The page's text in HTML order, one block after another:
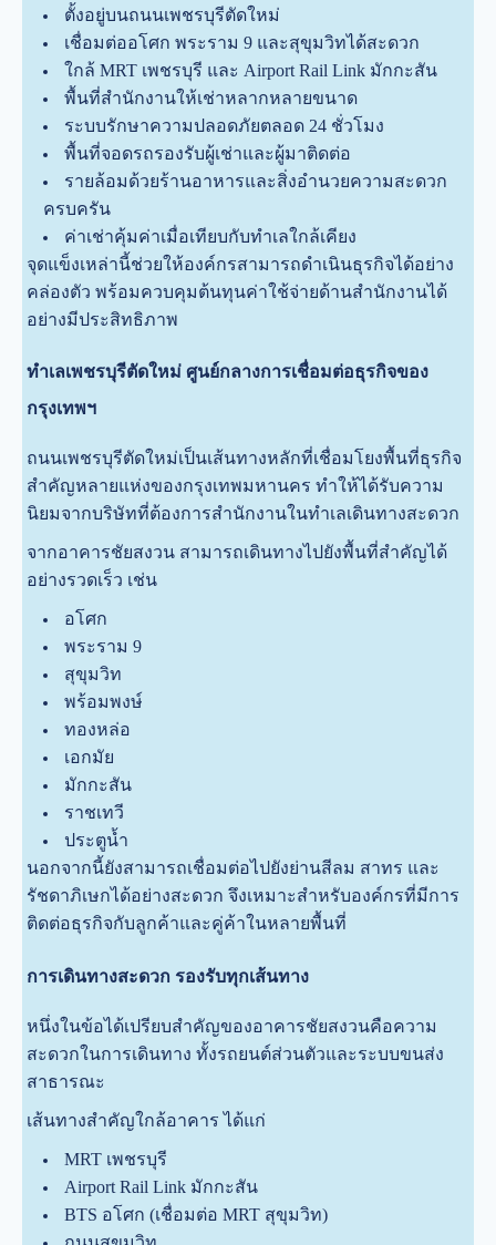
ตั้งอยู่บนถนนเพชรบุรีตัดใหม่
เชื่อมต่ออโศก พระราม 9 และสุขุมวิทได้สะดวก
ใกล้ MRT เพชรบุรี และ Airport Rail Link มักกะสัน
พื้นที่สำนักงานให้เช่าหลากหลายขนาด
ระบบรักษาความปลอดภัยตลอด 24 ชั่วโมง
พื้นที่จอดรถรองรับผู้เช่าและผู้มาติดต่อ
รายล้อมด้วยร้านอาหารและสิ่งอำนวยความสะดวก
ครบครัน
ค่าเช่าคุ้มค่าเมื่อเทียบกับทำเลใกล้เคียง
จุดแข็งเหล่านี้ช่วยให้องค์กรสามารถดำเนินธุรกิจได้อย่าง
คล่องตัว พร้อมควบคุมต้นทุนค่าใช้จ่ายด้านสำนักงานได้
อย่างมีประสิทธิภาพ
ทำเลเพชรบุรีตัดใหม่ ศูนย์กลางการเชื่อมต่อธุรกิจของ
กรุงเทพฯ
ถนนเพชรบุรีตัดใหม่เป็นเส้นทางหลักที่เชื่อมโยงพื้นที่ธุรกิจ
สำคัญหลายแห่งของกรุงเทพมหานคร ทำให้ได้รับความ
นิยมจากบริษัทที่ต้องการสำนักงานในทำเลเดินทางสะดวก
จากอาคารชัยสงวน สามารถเดินทางไปยังพื้นที่สำคัญได้
อย่างรวดเร็ว เช่น
อโศก
พระราม 9
สุขุมวิท
พร้อมพงษ์
ทองหล่อ
เอกมัย
มักกะสัน
ราชเทวี
ประตูน้ำ
นอกจากนี้ยังสามารถเชื่อมต่อไปยังย่านสีลม สาทร และ
รัชดาภิเษกได้อย่างสะดวก จึงเหมาะสำหรับองค์กรที่มีการ
ติดต่อธุรกิจกับลูกค้าและคู่ค้าในหลายพื้นที่
การเดินทางสะดวก รองรับทุกเส้นทาง
หนึ่งในข้อได้เปรียบสำคัญของอาคารชัยสงวนคือความ
สะดวกในการเดินทาง ทั้งรถยนต์ส่วนตัวและระบบขนส่ง
สาธารณะ
เส้นทางสำคัญใกล้อาคาร ได้แก่
MRT เพชรบุรี
Airport Rail Link มักกะสัน
BTS อโศก (เชื่อมต่อ MRT สุขุมวิท)